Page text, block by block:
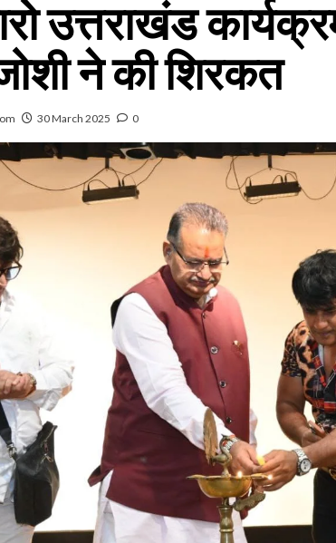
उत्तराखंड
ने की शिरकत
30 March 2025 0